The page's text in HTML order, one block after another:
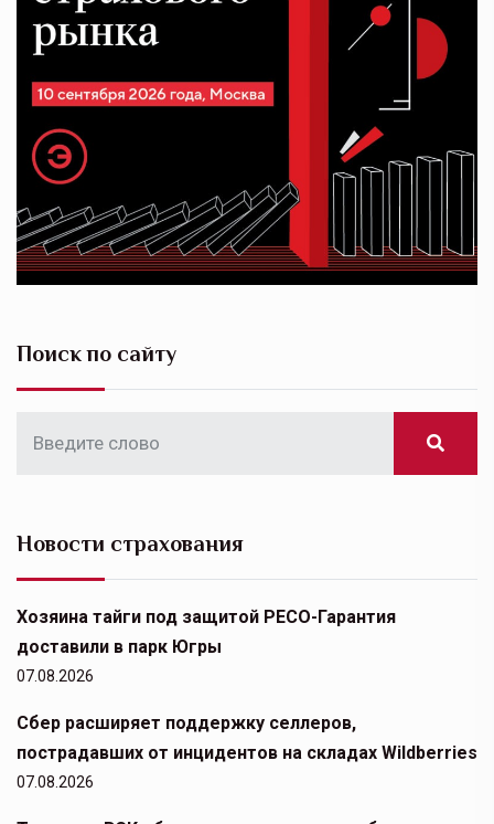
Поиск по сайту
Новости страхования
Хозяина тайги под защитой РЕСО-Гарантия
доставили в парк Югры
07.08.2026
Сбер расширяет поддержку селлеров,
пострадавших от инцидентов на складах Wildberries
07.08.2026